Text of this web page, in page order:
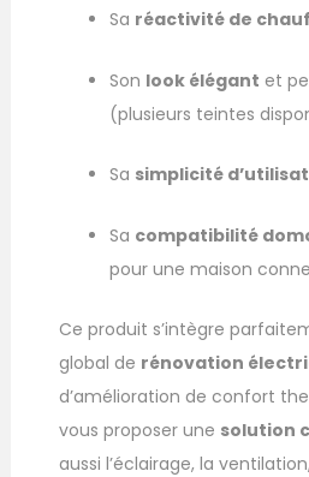
Sa réactivité de
Son look élégant et
(plusieurs teintes
Sa simplicité
Sa compatibilité
pour une maison
Ce produit s’intègre
global de rénovation
d’amélioration de confort
vous proposer une solution
aussi l’éclairage, la